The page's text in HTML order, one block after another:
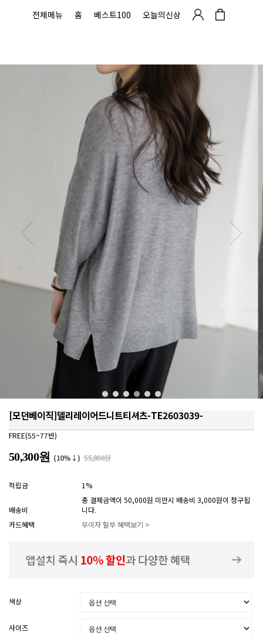
전체메뉴 홈 베스트100 오늘의신상
[모던베이직]델리레이어드니트티셔츠-TE2603039-
FREE(55~77반)
50,300원 (10%↓) 55,800원
적립금 1%
배송비
총 결제금액이 50,000원 미만시 배송비 3,000원이 청구됩
니다.
카드혜택
무이자 할부 혜택보기 >
색상
사이즈